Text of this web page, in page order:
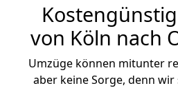
von Köln nach
Umzüge können mitunter
aber keine Sorge, denn